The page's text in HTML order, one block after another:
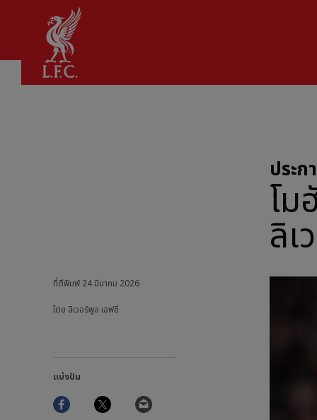
ประก
โม
ลิ
ที่ตีพิมพ์ 24 มีนาคม 2026
โดย ลิเวอร์พูล เอฟซี
แบ่งปัน
Facebook Twitter